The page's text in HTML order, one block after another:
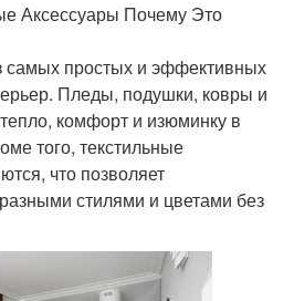
Аксессуары Почему Это
самых простых и эффективных
Пледы, подушки, ковры и
комфорт и изюминку в
того, текстильные
что позволяет
стилями и цветами без